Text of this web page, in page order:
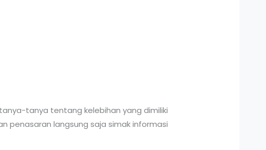
tanya tentang kelebihan yang dimiliki
penasaran langsung saja simak informasi